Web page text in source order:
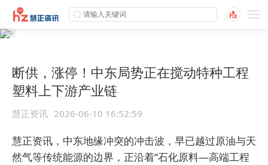
断供，涨停！中东局势正在搅动特种工程
塑料上下游产业链
慧正资讯 2026-06-10 16:52:59
慧正资讯，中东地缘冲突的冲击波，早已越过原油与天
然气等传统能源的边界，正沿着“石化原料—高端工程